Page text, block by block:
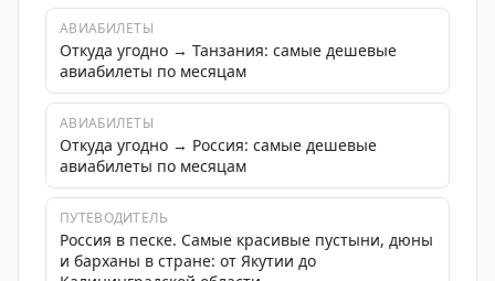
АВИАБИЛЕТЫ
Откуда угодно → Танзания: самые дешевые
авиабилеты по месяцам
АВИАБИЛЕТЫ
Откуда угодно → Россия: самые дешевые
авиабилеты по месяцам
ПУТЕВОДИТЕЛЬ
Россия в песке. Самые красивые пустыни, дюны
и барханы в стране: от Якутии до